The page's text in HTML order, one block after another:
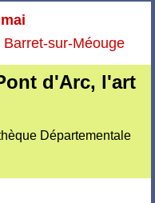
sur-Méouge
d'Arc, l'art
Départementale